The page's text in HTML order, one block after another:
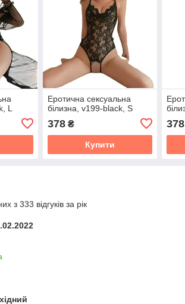
L
Еротична сексуальна
білизна, v199-black, S
378₴
Купити
378
з 333 відгуків за рік